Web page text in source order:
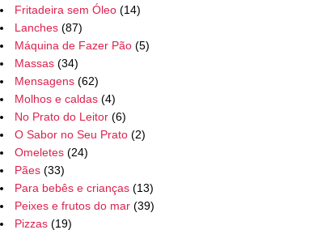
Fritadeira sem Óleo (14)
Lanches (87)
Máquina de Fazer Pão (5)
Massas (34)
Mensagens (62)
Molhos e caldas (4)
No Prato do Leitor (6)
O Sabor no Seu Prato (2)
Omeletes (24)
Pães (33)
Para bebês e crianças (13)
Peixes e frutos do mar (39)
Pizzas (19)